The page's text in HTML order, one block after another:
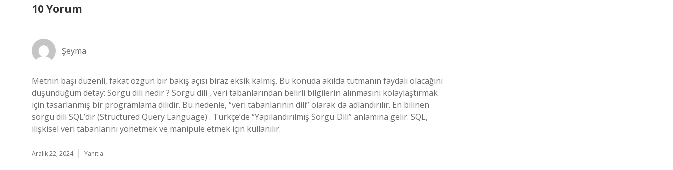
10 Yorum
Şeyma
Metnin başı düzenli, fakat özgün bir bakış açısı biraz eksik kalmış. Bu konuda akılda tutmanın faydalı olacağını
düşündüğüm detay: Sorgu dili nedir ? Sorgu dili , veri tabanlarından belirli bilgilerin alınmasını kolaylaştırmak
için tasarlanmış bir programlama dilidir. Bu nedenle, “veri tabanlarının dili” olarak da adlandırılır. En bilinen
sorgu dili SQL’dir (Structured Query Language) . Türkçe’de “Yapılandırılmış Sorgu Dili” anlamına gelir. SQL,
ilişkisel veri tabanlarını yönetmek ve manipüle etmek için kullanılır.
Aralık 22, 2024 Yanıtla